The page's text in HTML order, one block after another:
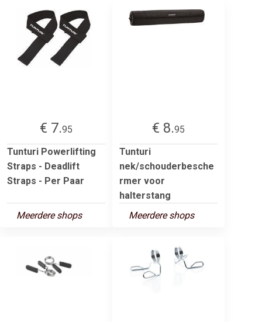
€ 7.95
Tunturi Powerlifting
Straps - Deadlift
Straps - Per Paar
Meerdere shops
€ 8.95
Tunturi
nek/schouderbesche
rmer voor
halterstang
Meerdere shops